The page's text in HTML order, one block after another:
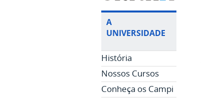
A
UNIVERSIDADE
História
Nossos Cursos
Conheça os Campi